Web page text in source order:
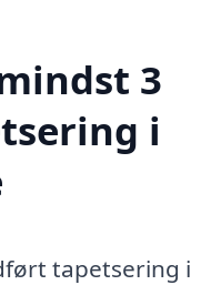
3
i
tapetsering i